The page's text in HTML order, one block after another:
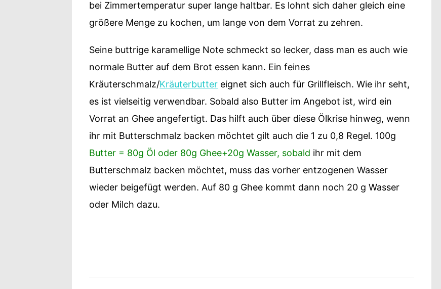
bei Zimmertemperatur super lange haltbar. Es lohnt sich daher gleich eine
größere Menge zu kochen, um lange von dem Vorrat zu zehren.
Seine buttrige karamellige Note schmeckt so lecker, dass man es auch wie
normale Butter auf dem Brot essen kann. Ein feines
Kräuterschmalz/Kräuterbutter eignet sich auch für Grillfleisch. Wie ihr seht,
es ist vielseitig verwendbar. Sobald also Butter im Angebot ist, wird ein
Vorrat an Ghee angefertigt. Das hilft auch über diese Ölkrise hinweg, wenn
ihr mit Butterschmalz backen möchtet gilt auch die 1 zu 0,8 Regel. 100g
Butter = 80g Öl oder 80g Ghee+20g Wasser, sobald ihr mit dem
Butterschmalz backen möchtet, muss das vorher entzogenen Wasser
wieder beigefügt werden. Auf 80 g Ghee kommt dann noch 20 g Wasser
oder Milch dazu.